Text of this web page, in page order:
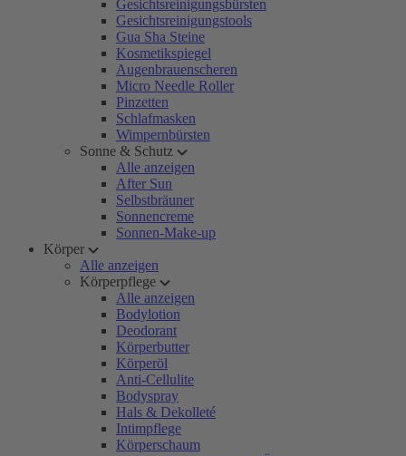
Gesichtsreinigungsbürsten
Gesichtsreinigungstools
Gua Sha Steine
Kosmetikspiegel
Augenbrauenscheren
Micro Needle Roller
Pinzetten
Schlafmasken
Wimpernbürsten
Sonne & Schutz
Alle anzeigen
After Sun
Selbstbräuner
Sonnencreme
Sonnen-Make-up
Körper
Alle anzeigen
Körperpflege
Alle anzeigen
Bodylotion
Deodorant
Körperbutter
Körperöl
Anti-Cellulite
Bodyspray
Hals & Dekolleté
Intimpflege
Körperschaum